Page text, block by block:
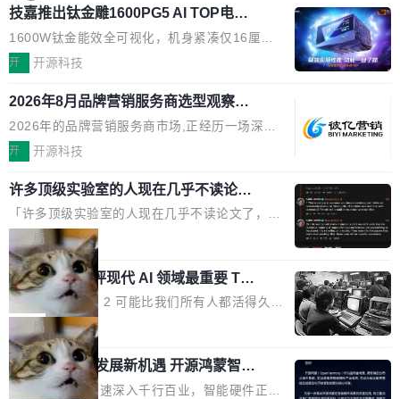
问得好。 因为我自己也是从用户变成开发者的。
现有产品的天花板 我用过不少 AI 浏览器插件。
刚开始觉得都挺好——选中一段文字，弹出解
要。但用久了你会发现，它们本质上都是同一类
东西：一个带网页上下文的聊天框。 它们能读取
页面的文本，然后把文本丢给大模型，再返回一
段回答。仅此而已。 这当然有用，但总觉得差点
意思。比如我在一个后台管理系统里，需要填50
个表单字段，每个字段还有联动逻辑；比如我
想...
技嘉推出钛金雕1600PG5 AI TOP电
源：为发烧级主机与本地AI算力打造旗
舰供电方案
1600W钛金能效全可视化，机身紧凑仅16厘米
继2026台北电脑展首度亮相后，技嘉科技近日正
电源专为发烧级DIY主机与本地AI算力平台打
造，整机长度仅16厘米，提供1600W额定功率
与80PLUS钛金能效；支持ATX 3.1与PCIe 5.1
规范，结合服务器级元件、完善供电线材与内置
实时LCD监控屏，可充分满足当下高阶PC主机
的严苛使用需求。 澎湃功率，紧凑机身 钛金雕1
600PG5 AI TOP具备强悍输出功率，同时实现
机身尺寸大幅精简。整机长度仅16厘米，属于同
功率段机身尺寸十分紧凑的1600W电源产品。小
巧机身有效提升市面主流标准A...
开 开源科技
2026年8月品牌营销服务商选型观察：
从流量思维到品牌资产思维的范式转移
2026年的品牌营销服务商市场,正经历一场深刻
的价值重构。全球全案品牌代理机构市场从2025
复合增长率达5.44%,预计2032年将突破120亿美
元。数字广告与公共关系相关服务市场更是从20
25年的8463亿美元扩张至2026年的8763亿美
元。数字的背后是一个清晰的事实——品牌对专
业化营销服务的需求从未如此迫切。 但市场扩容
的同时,服务商的竞争逻辑正在改变。2026年Top
Agency年度合辑的观察指出,“产品”这个离消费
者最近的载体,在整个品牌营销层面的权重显著变
高了。全域营销服务商的竞争正在从规模转向深
度,案例厚度、全域覆盖、多线协同...
开 开源科技
许多顶级实验室的人现在几乎不读论文
了
「许多顶级实验室的人现在几乎不读论文了，而
且他们认为 ICLR/ICML/NeurIPS 充斥着大量过
度宣传和欺诈。」 OpenAI 研究员 Keller Jorda
n 这条推文引发了广泛讨论。他不是在说风凉
话，他是说出了一个圈内人尽皆知但很少公开捅
破的事实。 Jordan 随后补充了一句软化声明：
「我不认为这些会议上大部分论文都在过度宣传
或造假。问题是，作为读者，如果你筛选出那些
看起来最令人兴奋的论文，那它们大部分都是过
局
xAI 前工程师评现代 AI 领域最重要 Top
3 开源项目
Flash Attention 2 可能比我们所有人都活得久。
这句话不是来自某个技术博客，而是出自 Hieu
Pham 的一条推文。Hieu Pham 是谁？他是 xAI
的早期工程师之一，在 Grok 训练基础设施团队
工作过。近日他在 X 上发了一条帖子，列出了他
局
共商智能硬件发展新机遇 开源鸿蒙智能
硬件开发者日杭州站即将举行
随着万物智联加速深入千行百业，智能硬件正从